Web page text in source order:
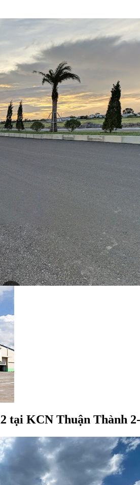
tại KCN Thuận Thành